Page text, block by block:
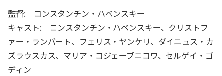
監督: コンスタンチン・ハベンスキー
キャスト: コンスタンチン・ハベンスキー、クリストフ
ァー・ランバート、フェリス・ヤンケリ、ダイニュス・カ
ズラウスカス、マリア・コジェーブニコワ、セルゲイ・ゴ
ディン